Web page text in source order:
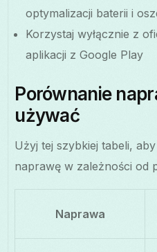
optymalizacji baterii i
Korzystaj wyłącznie z
aplikacji z Google Play
Porównanie
używać
Użyj tej szybkiej tabeli,
naprawę w zależności od
Naprawa